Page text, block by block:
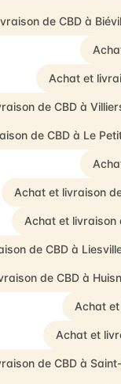
de CBD à
Achat et
de CBD à
de CBD à Le
Achat et livraison
Achat et livraison
de CBD à
de CBD à
Achat
Achat et
de CBD à